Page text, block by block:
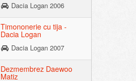
Dacia Logan 2006
Timononerie cu tija -
Dacia Logan
Dacia Logan 2007
Dezmembrez Daewoo
Matiz